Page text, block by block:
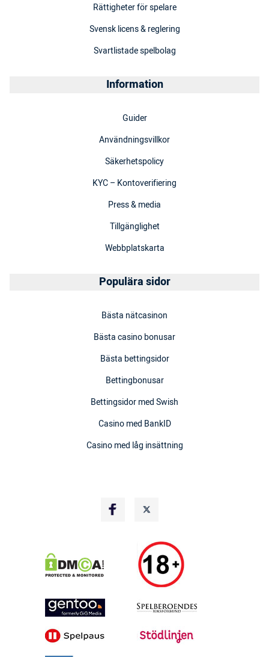
Rättigheter för spelare
Svensk licens & reglering
Svartlistade spelbolag
Information
Guider
Användningsvillkor
Säkerhetspolicy
KYC – Kontoverifiering
Press & media
Tillgänglighet
Webbplatskarta
Populära sidor
Bästa nätcasinon
Bästa casino bonusar
Bästa bettingsidor
Bettingbonusar
Bettingsidor med Swish
Casino med BankID
Casino med låg insättning